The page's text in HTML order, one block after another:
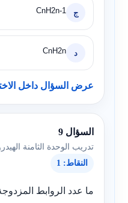
ج 1-CnH2n
د CnH2n
عرض السؤال داخل
السؤال 9
تدريب الوحدة الثامنة
النقاط: 1
ما عدد الروابط المزدوجة في